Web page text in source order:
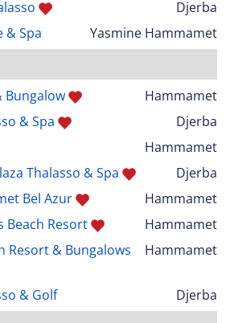
Djerba
& Spa
Yasmine Hammamet
Bungalow
Hammamet
& Spa
Djerba
Hammamet
Thalasso & Spa
Djerba
Bel Azur
Hammamet
Beach Resort
Hammamet
Resort & Bungalows
Hammamet
& Golf Djerba